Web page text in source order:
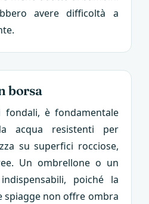
avere difficoltà a
borsa
fondali, è fondamentale
acqua resistenti per
su superfici rocciose,
Un ombrellone o un
poiché la
spiagge non offre ombra